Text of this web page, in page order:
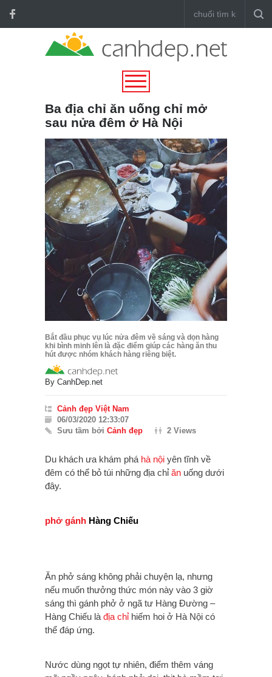
Ba địa chỉ ăn uống chỉ mở
sau nửa đêm ở Hà Nội
Bắt đầu phục vụ lúc nửa đêm về sáng và dọn hàng
khi bình minh lên là đặc điểm giúp các hàng ăn thu
hút được nhóm khách hàng riêng biệt.
By CanhDep.net
Cảnh đẹp Việt Nam
06/03/2020 12:33:07
Sưu tầm bởi Cảnh đẹp 2 Views
Du khách ưa khám phá hà nội yên tĩnh về
đêm có thể bỏ túi những địa chỉăn uống dưới
đây.
phở gánh Hàng Chiếu
Ăn phở sáng không phải chuyện lạ, nhưng
nếu muốn thưởng thức món này vào 3 giờ
sáng thì gánh phở ở ngã tư Hàng Đường –
Hàng Chiếu là địa chỉhiếm hoi ở Hà Nội có
thể đáp ứng.
Nước dùng ngọt tự nhiên, điểm thêm váng